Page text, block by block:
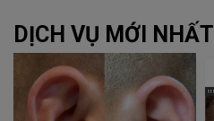
DỊCH VỤ MỚI NHẤT